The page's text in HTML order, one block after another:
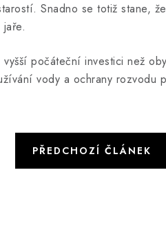
Snadno se totiž stane,
počáteční investici než
vody a ochrany rozvodu
PŘEDCHOZÍ ČLÁNEK